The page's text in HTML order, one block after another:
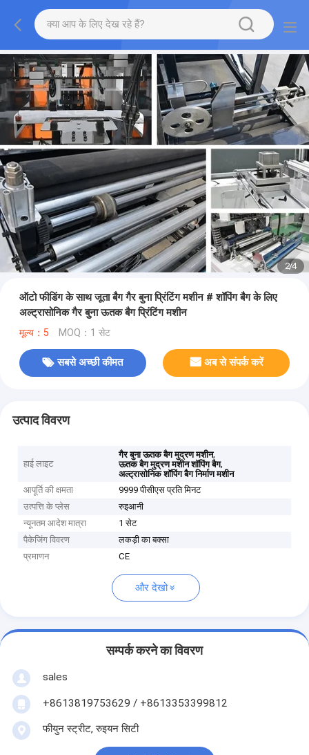
2/4
ऑटो फीडिंग के साथ जूता बैग गैर बुना प्रिंटिंग मशीन # शॉपिंग बैग के लिए
अल्ट्रासोनिक गैर बुना ऊतक बैग प्रिंटिंग मशीन
मूल्य：5 MOQ：1 सेट
सबसे अच्छी कीमत अब से संपर्क करें
उत्पाद विवरण
हाई लाइट
गैर बुना ऊतक बैग मुद्रण मशीन,
ऊतक बैग मुद्रण मशीन शॉपिंग बैग,
अल्ट्रासोनिक शॉपिंग बैग निर्माण मशीन
आपूर्ति की क्षमता
9999 पीसीएस प्रति मिनट
उत्पत्ति के प्लेस
रुइआनी
न्यूनतम आदेश मात्रा
1 सेट
पैकेजिंग विवरण
लकड़ी का बक्सा
प्रमाणन
CE
और देखो
सम्पर्क करने का विवरण
sales
+8613819753629 / +8613353399812
फीयुन स्ट्रीट, रुइयन सिटी